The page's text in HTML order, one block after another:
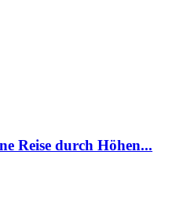
Reise durch Höhen...